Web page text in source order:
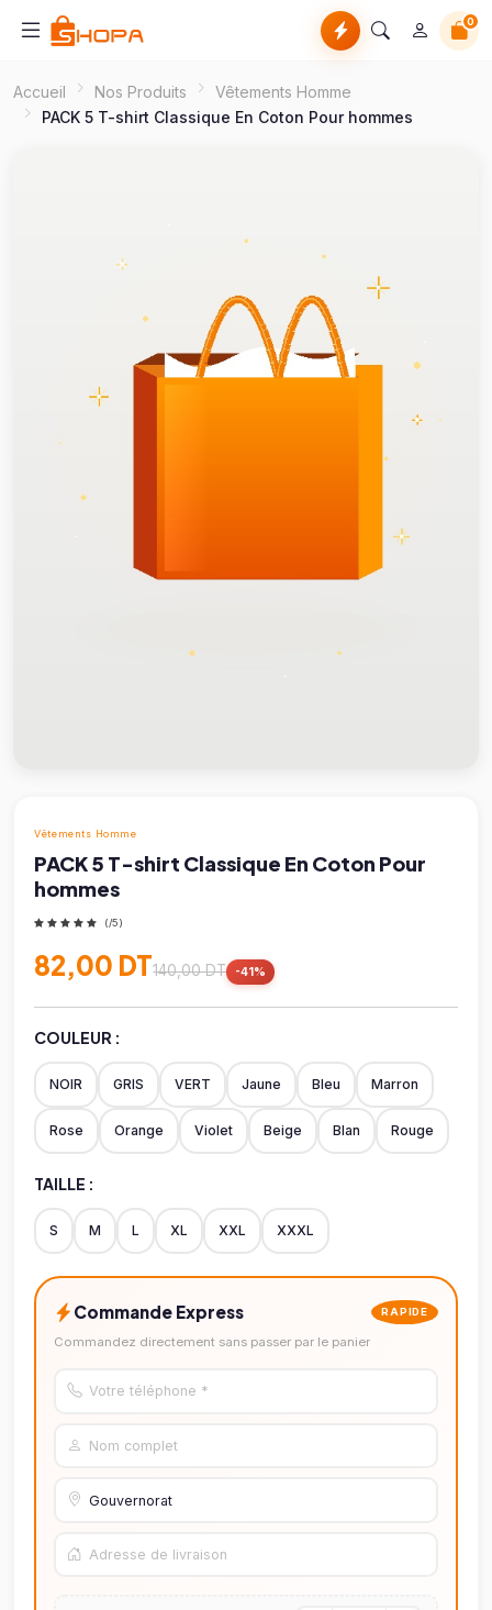
0
Accueil Nos Produits
Vêtements Homme
PACK 5 T-shirt Classique En Coton Pour hommes
Vêtements Homme
PACK 5 T-shirt Classique En Coton Pour
hommes
(/5)
82,00 DT140,00 DT -41%
COULEUR :
NOIR GRIS VERT Jaune Bleu Marron
Rose Orange Violet Beige Blan Rouge
TAILLE :
S M L XL XXL XXXL
Commande Express RAPIDE
Commandez directement sans passer par le panier